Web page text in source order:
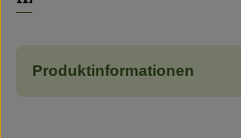
Produktinformationen